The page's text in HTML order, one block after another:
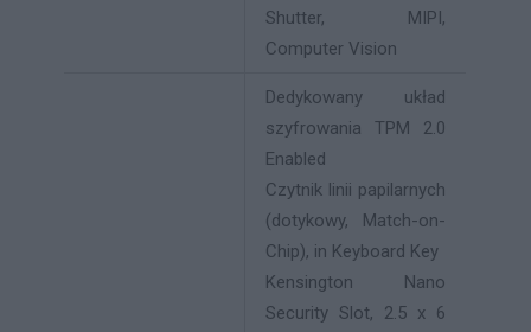
Shutter, MIPI,
Computer Vision
Dedykowany układ
szyfrowania TPM 2.0
Enabled
Czytnik linii papilarnych
(dotykowy, Match-on-
Chip), in Keyboard Key
Kensington Nano
Security Slot, 2.5 x 6